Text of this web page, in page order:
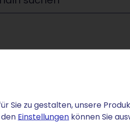
Sie zu gestalten, unsere
Einstellungen können Sie
sind zu